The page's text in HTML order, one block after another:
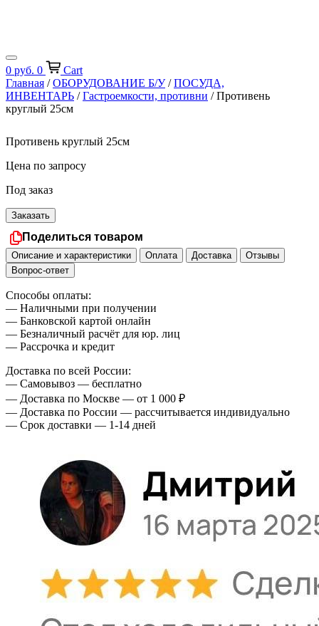
0 руб. 0
Cart
Главная /ОБОРУДОВАНИЕ Б/У/ПОСУДА,
ИНВЕНТАРЬ /Гастроемкости, противни / Противень
круглый 25см
Противень круглый 25см
Цена по запросу
Под заказ
Заказать
Поделиться товаром
Описание и характеристики Оплата Доставка
Отзывы
Вопрос-ответ
Способы оплаты:
— Наличными при получении
— Банковской картой онлайн
— Безналичный расчёт для юр. лиц
— Рассрочка и кредит
Доставка по всей России:
— Самовывоз — бесплатно
— Доставка по Москве — от 1 000 ₽
— Доставка по России — рассчитывается индивидуально
— Срок доставки — 1-14 дней